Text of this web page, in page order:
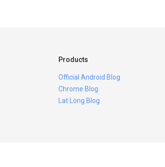
Products
Official Android Blog
Chrome Blog
Lat Long Blog